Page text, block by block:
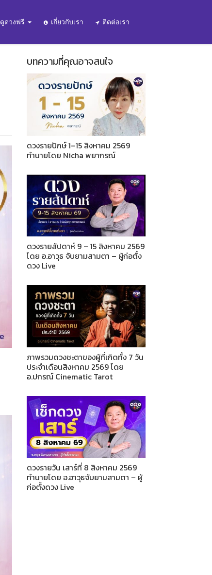
ดูดวงฟรี เกี่ยวกับเรา ติดต่อเรา
บทความที่คุณอาจสนใจ
ดวงรายปักษ์ 1–15 สิงหาคม 2569
ทำนายโดย Nicha พยากรณ์
ดวงรายสัปดาห์ 9 – 15 สิงหาคม 2569
โดย อ.อาวุธ จับยามสามตา – ผู้ก่อตั้ง
ดวง Live
ภาพรวมดวงชะตาของผู้ที่เกิดทั้ง 7 วัน
ประจำเดือนสิงหาคม 2569 โดย
อ.ปกรณ์ Cinematic Tarot
ดวงรายวัน เสาร์ที่ 8 สิงหาคม 2569
ทำนายโดย อ.อาวุธจับยามสามตา – ผู้
ก่อตั้งดวง Live